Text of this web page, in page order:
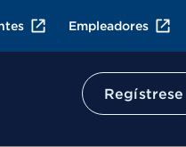
Empleadores
Regístrese